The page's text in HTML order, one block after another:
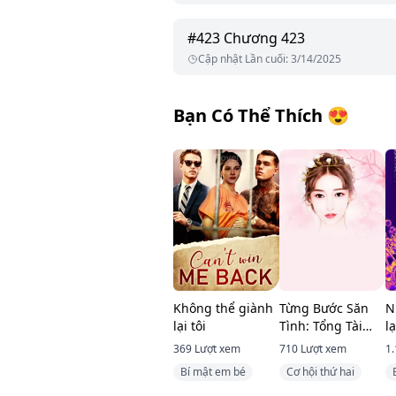
#423 Chương 423
Cập nhật Lần cuối:3/14/2025
Bạn Có Thể Thích 😍
Không thể giành
lại tôi
369 Lượt xem
Bí mật em bé
Từng Bước Săn
Tình: Tổng Tài
Cưng Chiều Mối
710 Lượt xem
Cơ hội thứ hai